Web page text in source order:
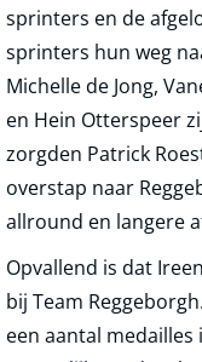
sprinters en de
sprinters hun weg
Michelle de Jong,
en Hein Otterspeer
zorgden Patrick
overstap naar
allround en langere
Opvallend is dat
bij Team
een aantal